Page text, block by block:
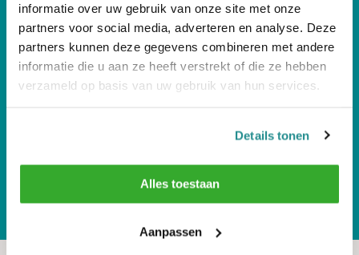
informatie over uw gebruik van onze site met onze
partners voor social media, adverteren en analyse. Deze
partners kunnen deze gegevens combineren met andere
informatie die u aan ze heeft verstrekt of die ze hebben
verzameld op basis van uw gebruik van hun services.
Details tonen
Alles toestaan
Aanpassen
Bel Gerust! Telnr +31 512-543258
Volg ons